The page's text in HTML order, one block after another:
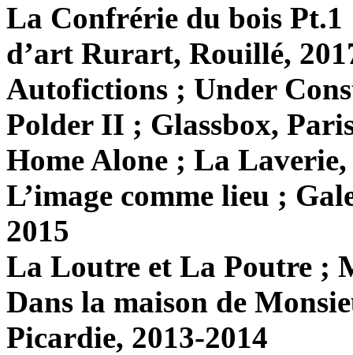
La Confrérie du bois Pt.1
d’art Rurart, Rouillé,
Autofictions ; Under
Polder II ; Glassbox,
Home Alone ; La Laverie,
L’image comme lieu ;
2015
La Loutre et La Poutre ;
Dans la maison de
Picardie, 2013-2014